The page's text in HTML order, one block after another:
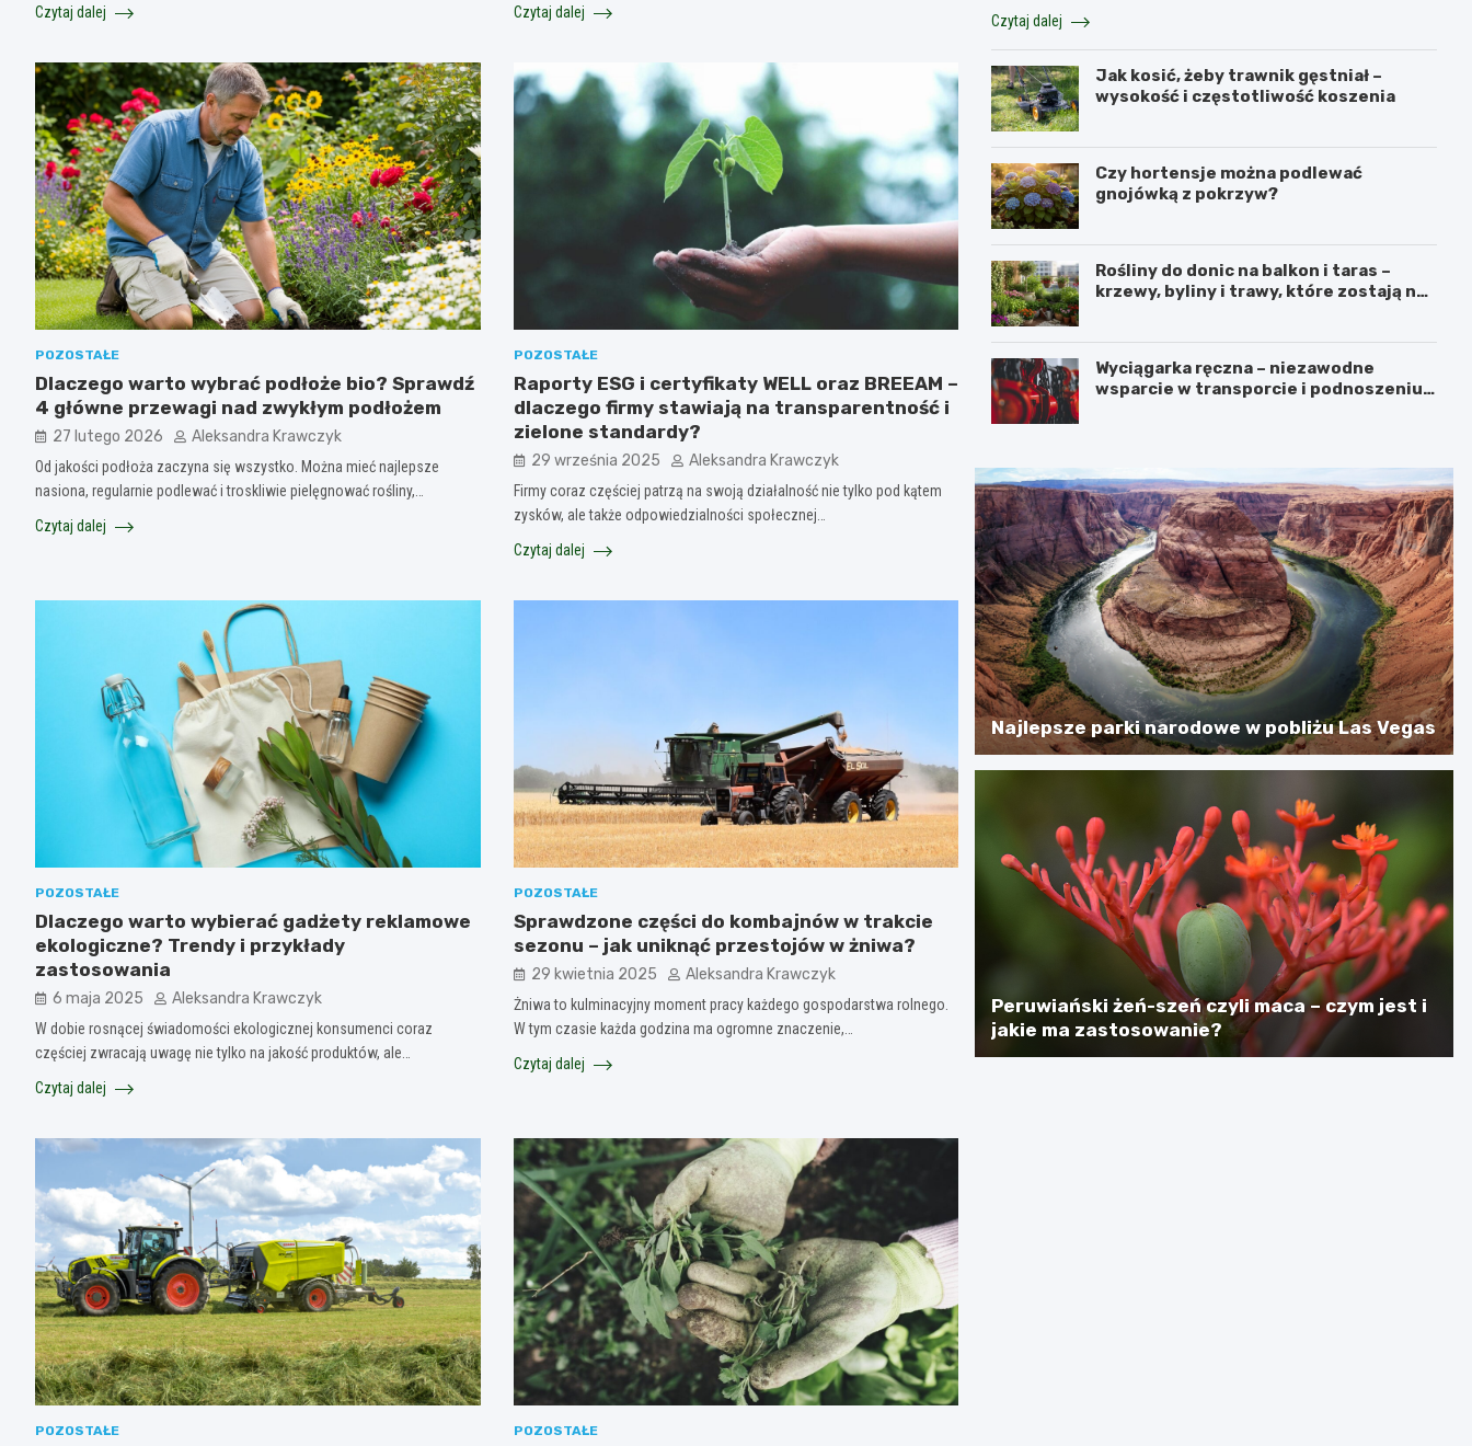
Czytaj dalej
Czytaj dalej
POZOSTAŁE
Dlaczego warto wybrać podłoże bio? Sprawdź
4 główne przewagi nad zwykłym podłożem
27 lutego 2026 Aleksandra Krawczyk
Od jakości podłoża zaczyna się wszystko. Można mieć najlepsze
nasiona, regularnie podlewać i troskliwie pielęgnować rośliny,…
Czytaj dalej
POZOSTAŁE
Raporty ESG i certyfikaty WELL oraz BREEAM –
dlaczego firmy stawiają na transparentność i
zielone standardy?
29 września 2025 Aleksandra Krawczyk
Firmy coraz częściej patrzą na swoją działalność nie tylko pod kątem
zysków, ale także odpowiedzialności społecznej…
Czytaj dalej
POZOSTAŁE
Dlaczego warto wybierać gadżety reklamowe
ekologiczne? Trendy i przykłady
zastosowania
6 maja 2025 Aleksandra Krawczyk
W dobie rosnącej świadomości ekologicznej konsumenci coraz
częściej zwracają uwagę nie tylko na jakość produktów, ale…
Czytaj dalej
POZOSTAŁE
Sprawdzone części do kombajnów w trakcie
sezonu – jak uniknąć przestojów w żniwa?
29 kwietnia 2025 Aleksandra Krawczyk
Żniwa to kulminacyjny moment pracy każdego gospodarstwa rolnego.
W tym czasie każda godzina ma ogromne znaczenie,…
Czytaj dalej
POZOSTAŁE POZOSTAŁE
Czytaj dalej
Jak kosić, żeby trawnik gęstniał –
wysokość i częstotliwość koszenia
Czy hortensje można podlewać
gnojówką z pokrzyw?
Rośliny do donic na balkon i taras –
krzewy, byliny i trawy, które zostają na
Wyciągarka ręczna – niezawodne
wsparcie w transporcie i podnoszeniu
Najlepsze parki narodowe w pobliżu Las Vegas
Peruwiański żeń-szeń czyli maca – czym jest i
jakie ma zastosowanie?